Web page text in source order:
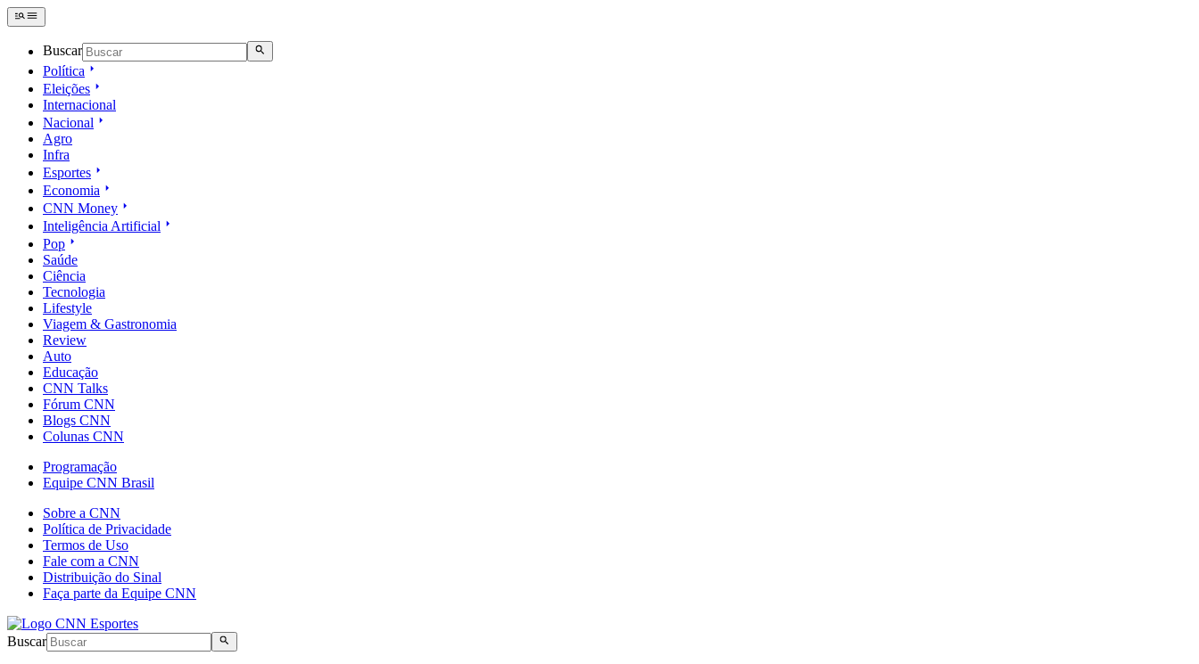
Buscar
Política
Eleições
Internacional
Nacional
Agro
Infra
Esportes
Economia
CNN Money
Inteligência Artificial
Pop
Saúde
Ciência
Tecnologia
Lifestyle
Viagem & Gastronomia
Review
Auto
Educação
CNN Talks
Fórum CNN
Blogs CNN
Colunas CNN
Programação
Equipe CNN Brasil
Sobre a CNN
Política de Privacidade
Termos de Uso
Fale com a CNN
Distribuição do Sinal
Faça parte da Equipe CNN
Buscar